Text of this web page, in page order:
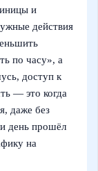
и
действия
по часу», а
доступ к
— это когда
даже без
день прошёл
на